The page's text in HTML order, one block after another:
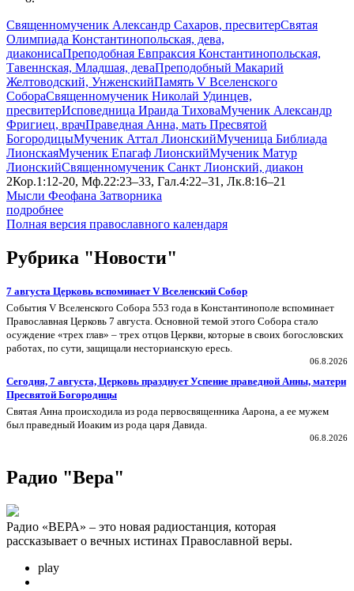
Священномученик Александр Сахаров, пресвитерСвятая
Олимпиада Константинопольская, дева,
диаконисаПреподобная Евпраксия Константинопольская,
Тавеннская, Младшая, деваПреподобный Макарий
Желтоводский, УнженскийПамять V Вселенского
СобораСвященномученик Николай Удинцев,
пресвитерИсповедница Ираида ТиховаМученик Александр
Фригиец, врачПраведная Анна, мать Пресвятой
БогородицыМученик Аттал ЛионскийМученица Библиада
ЛионскаяМученик Епагаф ЛионскийМученик Матур
ЛионскийСвященномученик Санкт Лионский, диакон
2Кор.1:12-20, Мф.22:23–33, Гал.4:22–31, Лк.8:16–21
Мысли Феофана Затворника
подробнее
Полная версия православного календаря
Рубрика "Новости"
7 августа Церковь вспоминает V Вселенский Собор
События V Вселенского Собора 553 года в Константинополе вспоминает
Православная Церковь 7 августа. Основной темой этого Собора стало
осуждение «трех глав» – трех отцов Церкви, которые в своих богословских
работах, по сути, защищали несторианскую ересь.
06.8.2026
Сегодня, 7 августа, Церковь празднует Успение праведной Анны, матери
Пресвятой Богородицы
Святая Анна происходила из рода первосвященника Аарона, а ее мужем
был праведный Иоаким из рода царя Давида.
06.8.2026
Радио "Вера"
Радио «ВЕРА» – это новая радиостанция, которая
рассказывает о вечных истинах Православной веры.
play